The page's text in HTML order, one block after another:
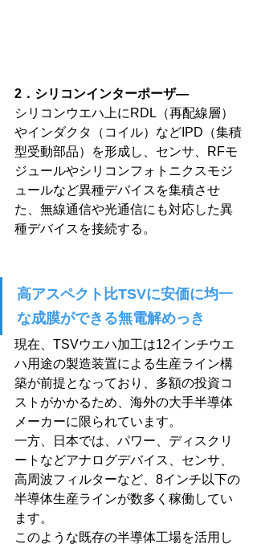
2．シリコンインターポーザ―
シリコンウエハ上にRDL（再配線層）
やインダクタ（コイル）などIPD（集積
型受動部品）を形成し、センサ、RFモ
ジュールやシリコンフォトニクスモジ
ュールなど異種デバイスを集積させ
た、無線通信や光通信にも対応した異
種デバイスを接続する。
高アスペクト比TSVに安価に均一
な成膜ができる無電解めっき
現在、TSVウエハ加工は12インチウエ
ハ用途の製造装置による生産ライン構
築が前提となっており、多額の投資コ
ストがかかるため、海外の大手半導体
メーカーに限られています。
一方、日本では、パワー、ディスクリ
ートなどアナログデバイス、センサ、
高周波フィルターなど、8インチ以下の
半導体生産ラインが数多く稼働してい
ます。
このような既存の半導体工場を活用し